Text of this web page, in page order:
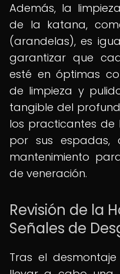
Además, la
de la katana,
(arandelas), es
garantizar que
esté en óptimas
de limpieza y
tangible del
los practicantes de
por sus espadas,
mantenimiento
de veneración.
Revisión de la
Señales de
Tras el